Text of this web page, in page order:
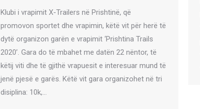
Klubi i vrapimit X-Trailers në Prishtinë, që
promovon sportet dhe vrapimin, këtë vit për herë të
dytë organizon garën e vrapimit ‘Prishtina Trails
2020’. Gara do të mbahet me datën 22 nëntor, të
këtij viti dhe të gjithë vrapuesit e interesuar mund të
jenë pjesë e garës. Këtë vit gara organizohet në tri
disiplina: 10k,…